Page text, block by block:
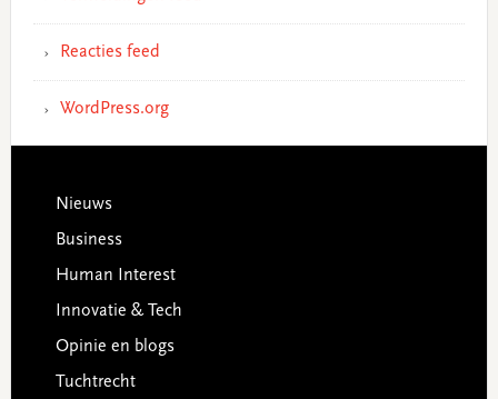
Reacties feed
WordPress.org
Footer
Nieuws
Business
Human Interest
Innovatie & Tech
Opinie en blogs
Tuchtrecht